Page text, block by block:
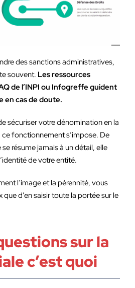
des sanctions administratives,
souvent. Les ressources
de l’INPI ou Infogreffe guident
en cas de doute.
sécuriser votre dénomination en la
fonctionnement s’impose. De
résume jamais à un détail, elle
de votre entité.
l’image et la pérennité, vous
que d’en saisir toute la portée sur le
sur la
c’est quoi